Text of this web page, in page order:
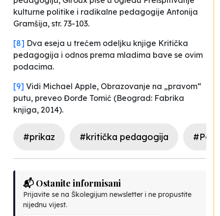
kulturne politike i radikalne pedagogije Antonija
Gramšija, str. 73-103.
[8] Dva eseja u trećem odeljku knjige Kritička
pedagogija i odnos prema mladima bave se ovim
podacima.
[9] Vidi Michael Apple, Obrazovanje na „pravom“
putu, preveo Đorđe Tomić (Beograd: Fabrika
knjiga, 2014).
#prikaz #kritička pedagogija
📬 Ostanite informisani
Prijavite se na Školegijum newsletter i ne propustite
nijednu vijest.